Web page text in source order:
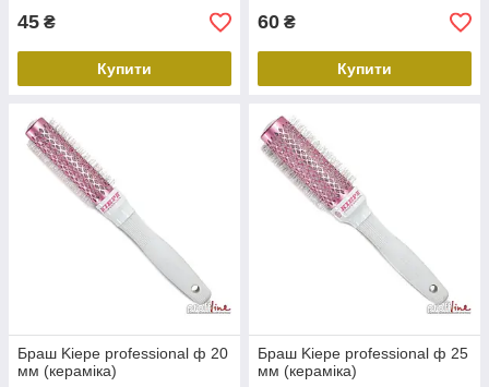
45 ₴
Купити
60 ₴
Купити
Браш Kiepe professional ф 20
мм (кераміка)
Браш Kiepe professional ф 25
мм (кераміка)